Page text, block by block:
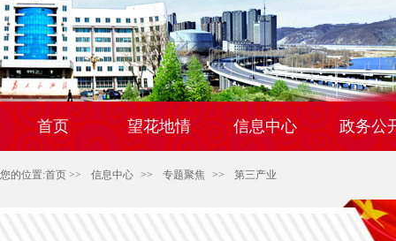
首页 望花地情 信息中心 政务公
您的位置:首页 >> 信息中心 >> 专题聚焦 >> 第三产业